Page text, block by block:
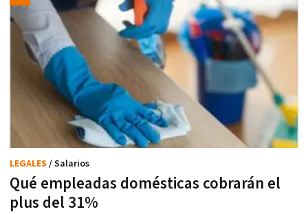
Qué empleadas domésticas cobrarán el
plus del 31%
LEGALES / Salarios